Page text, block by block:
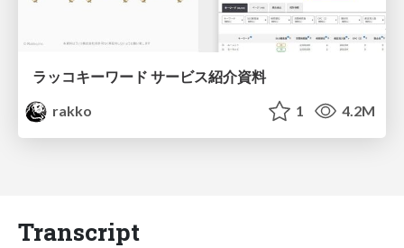
ラッコキーワード サービス紹介資料
rakko
1 4.2M
Transcript